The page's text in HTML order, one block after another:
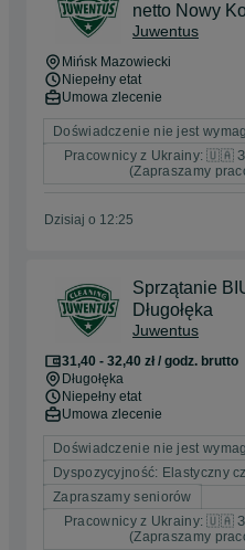
netto Nowy
Juwentus
Mińsk Mazowiecki
Niepełny etat
Umowa zlecenie
Doświadczenie nie jest
Pracownicy z Ukrainy: 🇺🇦
(Zapraszamy
Dzisiaj o 12:25
Sprzątanie
Długołęka
Juwentus
31,40 - 32,40 zł / godz. brutto
Długołęka
Niepełny etat
Umowa zlecenie
Doświadczenie nie jest
Dyspozycyjność: Elastyczny
Zapraszamy seniorów
Pracownicy z Ukrainy: 🇺🇦
(Zapraszamy